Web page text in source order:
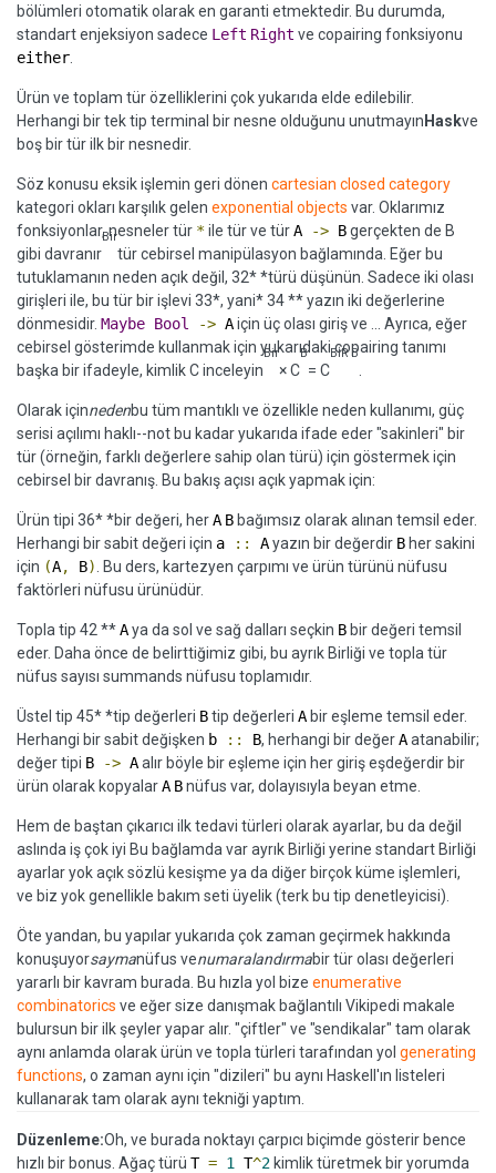
bölümleri otomatik olarak en garanti etmektedir. Bu durumda,
standart enjeksiyon sadece Left Right ve copairing fonksiyonu
either
Ürün ve toplam tür özelliklerini çok yukarıda elde edilebilir.
Herhangi bir tek tip terminal bir nesne olduğunu unutmayın Haskve
boş bir tür ilk bir nesnedir.
Söz konusu eksik işlemin geri dönen cartesian closed category
kategori okları karşılık gelen exponential objects var. Oklarımız
fonksiyonlar, nesneler tür *ile tür ve türA -> Bgerçekten de B
gibi davranır
Bir
tür cebirsel manipülasyon bağlamında. Eğer bu
tutuklamanın neden açık değil, 32* *türü düşünün. Sadece iki olası
girişleri ile, bu tür bir işlevi 33*, yani* 34 ** yazın iki değerlerine
dönmesidir. Maybe Bool -> Aiçin üç olası giriş ve ... Ayrıca, eğer
cebirsel gösterimde kullanmak için yukarıdaki copairing tanımı
başka bir ifadeyle, kimlik C inceleyin
Bir
× C
B
= C
BİR B
Olarak içinnedenbu tüm mantıklı ve özellikle neden kullanımı, güç
serisi açılımı haklı--not bu kadar yukarıda ifade eder "sakinleri" bir
tür (örneğin, farklı değerlere sahip olan türü) için göstermek için
cebirsel bir davranış. Bu bakış açısı açık yapmak için:
Ürün tipi 36* *bir değeri, herA B bağımsız olarak alınan temsil eder.
Herhangi bir sabit değeri için a :: Ayazın bir değerdir B her sakini
için (A, B)
. Bu ders, kartezyen çarpımı ve ürün türünü nüfusu
faktörleri nüfusu ürünüdür.
Topla tip 42 **Aya da sol ve sağ dalları seçkin B bir değeri temsil
eder. Daha önce de belirttiğimiz gibi, bu ayrık Birliği ve topla tür
nüfus sayısı summands nüfusu toplamıdır.
Üstel tip 45* *tip değerleri Btip değerleri A bir eşleme temsil eder.
Herhangi bir sabit değişken b :: B, herhangi bir değerAatanabilir;
değer tipi B -> Aalır böyle bir eşleme için her giriş eşdeğerdir bir
ürün olarak kopyalarA Bnüfus var, dolayısıyla beyan etme.
Hem de baştan çıkarıcı ilk tedavi türleri olarak ayarlar, bu da değil
aslında iş çok iyi Bu bağlamda var ayrık Birliği yerine standart Birliği
ayarlar yok açık sözlü kesişme ya da diğer birçok küme işlemleri,
ve biz yok genellikle bakım seti üyelik (terk bu tip denetleyicisi).
Öte yandan, bu yapılar yukarıda çok zaman geçirmek hakkında
konuşuyorsaymanüfus venumaralandırmabir tür olası değerleri
yararlı bir kavram burada. Bu hızla yol bize enumerative
combinatorics ve eğer size danışmak bağlantılı Vikipedi makale
bulursun bir ilk şeyler yapar alır. "çiftler" ve "sendikalar" tam olarak
aynı anlamda olarak ürün ve topla türleri tarafından yol generating
functions, o zaman aynı için "dizileri" bu aynı Haskell'ın listeleri
kullanarak tam olarak aynı tekniği yaptım.
Düzenleme:Oh, ve burada noktayı çarpıcı biçimde gösterir bence
hızlı bir bonus. Ağaç türü T = 1 T^2 kimlik türetmek bir yorumda